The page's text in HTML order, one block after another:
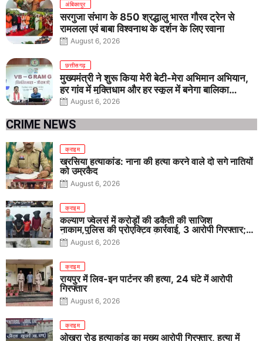
अंबिकापुर
सरगुजा संभाग के 850 श्रद्धालु भारत गौरव ट्रेन से
रामलला एवं बाबा विश्वनाथ के दर्शन के लिए रवाना
August 6, 2026
छत्तीसगढ़
मुख्यमंत्री ने शुरू किया मेरी बेटी-मेरा अभिमान अभियान,
हर गांव में मुक्तिधाम और हर स्कूल में बनेगा बालिका
शौचालय
August 6, 2026
CRIME NEWS
क्राइम
खरसिया हत्याकांड: नाना की हत्या करने वाले दो सगे नातियों
को उम्रकैद
August 6, 2026
क्राइम
कल्याण ज्वेलर्स में करोड़ों की डकैती की साजिश
नाकाम,पुलिस की प्रोएक्टिव कार्रवाई, 3 आरोपी गिरफ्तार;
पिस्टल, कारतूस, चाकू और मोबाइल बरामद
August 6, 2026
क्राइम
रायपुर में लिव-इन पार्टनर की हत्या, 24 घंटे में आरोपी
गिरफ्तार
August 6, 2026
क्राइम
ओखरा रोड हत्याकांड का मुख्य आरोपी गिरफ्तार, हत्या में